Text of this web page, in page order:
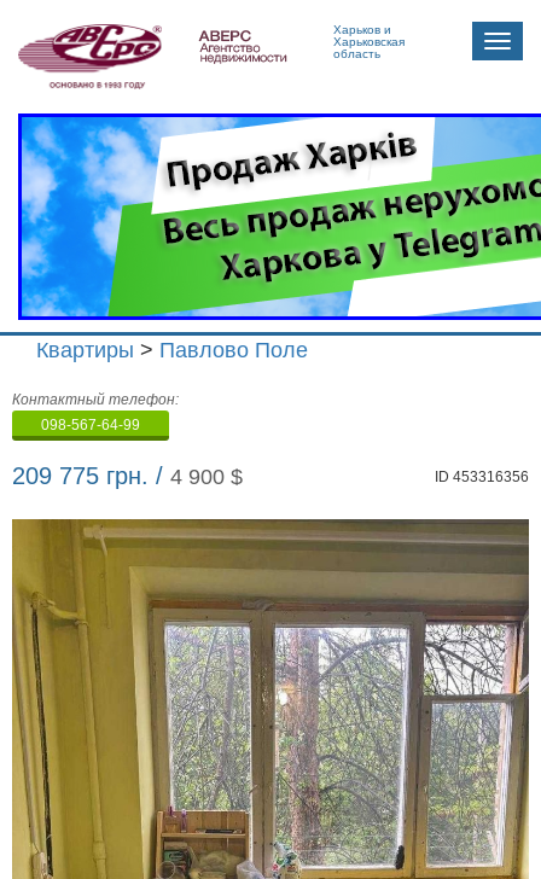
Харьков и
Харьковская
область
Toggle
Квартиры > Павлово Поле
Агенство
недвижимости
"Аверс"
Контактный телефон:
098-567-64-99
209 775 грн. / 4 900 $ ID 453316356